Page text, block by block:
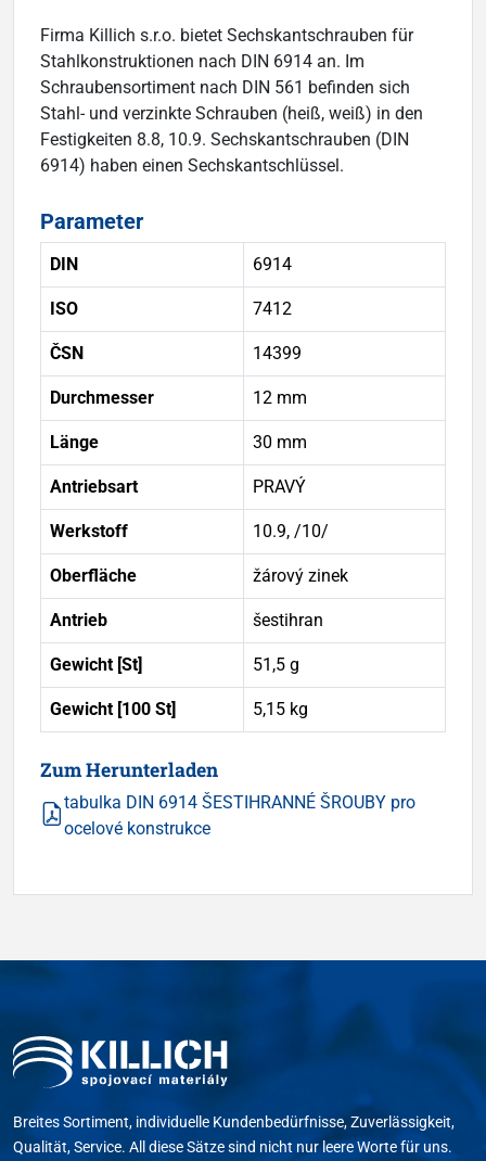
Firma Killich s.r.o. bietet Sechskantschrauben für
Stahlkonstruktionen nach DIN 6914 an. Im
Schraubensortiment nach DIN 561 befinden sich
Stahl- und verzinkte Schrauben (heiß, weiß) in den
Festigkeiten 8.8, 10.9. Sechskantschrauben (DIN
6914) haben einen Sechskantschlüssel.
Parameter
DIN 6914
ISO 7412
ČSN 14399
Durchmesser 12 mm
Länge 30 mm
Antriebsart PRAVÝ
Werkstoff 10.9, /10/
Oberfläche žárový zinek
Antrieb šestihran
Gewicht [St] 51,5 g
Gewicht [100 St] 5,15 kg
Zum Herunterladen
tabulka DIN 6914 ŠESTIHRANNÉ ŠROUBY pro
ocelové konstrukce
Breites Sortiment, individuelle Kundenbedürfnisse, Zuverlässigkeit,
Qualität, Service. All diese Sätze sind nicht nur leere Worte für uns.